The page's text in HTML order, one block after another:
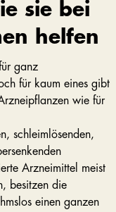
sie bei
helfen
ganz
für kaum eines gibt
wie für
schleimlösenden,
Arzneimittel meist
besitzen die
einen ganzen